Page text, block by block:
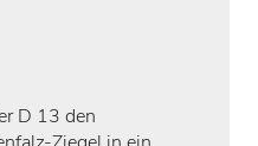
D 13 den